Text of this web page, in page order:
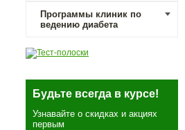
Программы клиник по
ведению диабета
Будьте всегда в курсе!
Узнавайте о скидках и акциях
первым